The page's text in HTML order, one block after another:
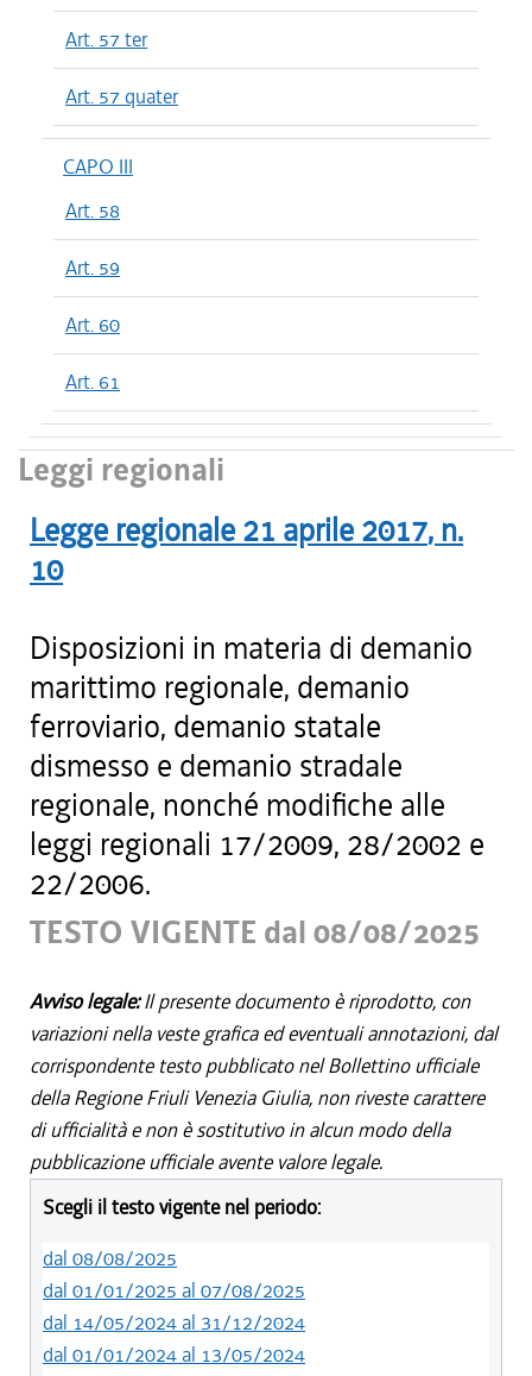
Art. 57 ter
Art. 57 quater
CAPO III
Art. 58
Art. 59
Art. 60
Art. 61
Leggi regionali
Legge regionale 21 aprile 2017, n.
10
Disposizioni in materia di demanio
marittimo regionale, demanio
ferroviario, demanio statale
dismesso e demanio stradale
regionale, nonché modifiche alle
leggi regionali 17/2009, 28/2002 e
22/2006.
TESTO VIGENTE dal 08/08/2025
Avviso legale:Il presente documento è riprodotto, con
variazioni nella veste grafica ed eventuali annotazioni, dal
corrispondente testo pubblicato nel Bollettino ufficiale
della Regione Friuli Venezia Giulia, non riveste carattere
di ufficialità e non è sostitutivo in alcun modo della
pubblicazione ufficiale avente valore legale.
Scegli il testo vigente nel periodo:
dal 08/08/2025
dal 01/01/2025 al 07/08/2025
dal 14/05/2024 al 31/12/2024
dal 01/01/2024 al 13/05/2024